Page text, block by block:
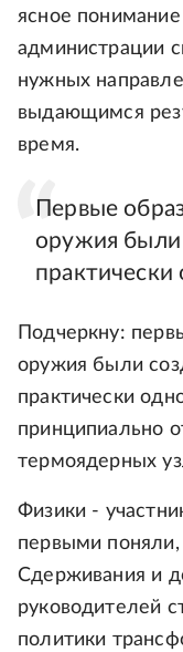
ясное
администрации
нужных
выдающимся
время.
Первые
оружия
Подчеркну:
оружия были
практически
принципиально
термоядерных
Физики -
первыми
Сдерживания и
руководителей
политики